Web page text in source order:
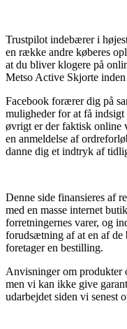
Trustpilot indebærer i
en række andre køberes
at du bliver klogere på
Metso Active Skjorte
Facebook forærer dig på
muligheder for at få
øvrigt er der faktisk online
en anmeldelse af
danne dig et indtryk af
Denne side finansieres af
med en masse internet
forretningernes varer, og
forudsætning af at en af de
foretager en bestilling.
Anvisninger om produkter
men vi kan ikke give
udarbejdet siden vi senest